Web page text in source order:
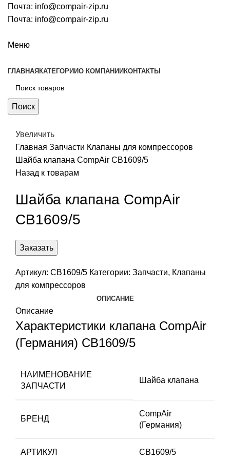
Почта: info@compair-zip.ru
Почта: info@compair-zip.ru
Меню
ГЛАВНАЯ КАТЕГОРИИО КОМПАНИИ КОНТАКТЫ
Поиск
Увеличить
Главная Запчасти Клапаны для компрессоров
Шайба клапана CompAir CB1609/5
Назад к товарам
Шайба клапана CompAir
CB1609/5
Заказать
Артикул: CB1609/5 Категории: Запчасти, Клапаны
для компрессоров
ОПИСАНИЕ
Описание
Характеристики клапана CompAir
(Германия) CB1609/5
НАИМЕНОВАНИЕ
ЗАПЧАСТИ
Шайба клапана
БРЕНД
CompAir
(Германия)
АРТИКУЛ CB1609/5